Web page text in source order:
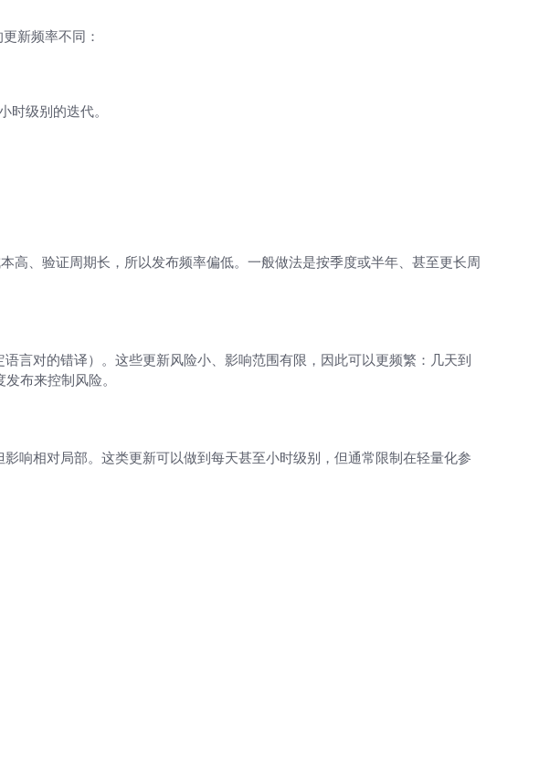
新频率不同：
时级别的迭代。
高、验证周期长，所以发布频率偏低。一般做法是按季度或半年、甚至更长周
言对的错译）。这些更新风险小、影响范围有限，因此可以更频繁：几天到
布来控制风险。
响相对局部。这类更新可以做到每天甚至小时级别，但通常限制在轻量化参